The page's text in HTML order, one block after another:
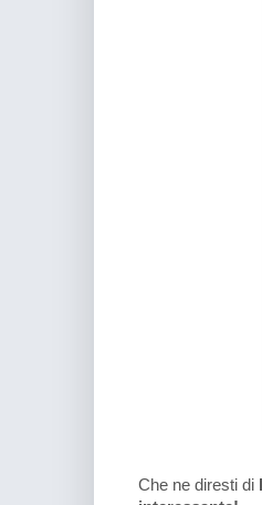
Che ne diresti di